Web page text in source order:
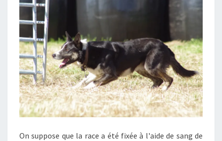
On suppose que la race a été fixée à l'aide de sang de